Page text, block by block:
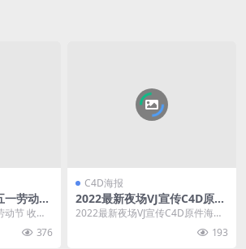
劳动节
套餐开
动节 收官
376
C4D海报
2022最新夜场VJ宣传C4D原件
海报素材工程文件
2022最新夜场VJ宣传C4D原件海报
193